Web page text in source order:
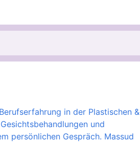
in der Plastischen &
und
persönlichen Gespräch. Massud